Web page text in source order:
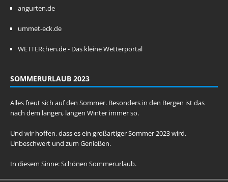
angurten.de
ummet-eck.de
WETTERchen.de - Das kleine Wetterportal
SOMMERURLAUB 2023
Alles freut sich auf den Sommer. Besonders in den Bergen ist das
nach dem langen, langen Winter immer so.
Und wir hoffen, dass es ein großartiger Sommer 2023 wird.
Unbeschwert und zum Genießen.
In diesem Sinne: Schönen Sommerurlaub.